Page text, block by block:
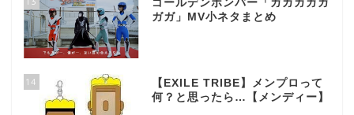
ゴールデンボンバー「ガガガガガ
ガガ」MV小ネタまとめ
14
【EXILE TRIBE】メンプロって
何？と思ったら…【メンディー】